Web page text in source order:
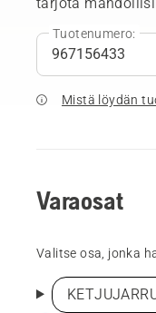
Tuotenumero:
Mistä löydän
Varaosat
Valitse osa, jonka